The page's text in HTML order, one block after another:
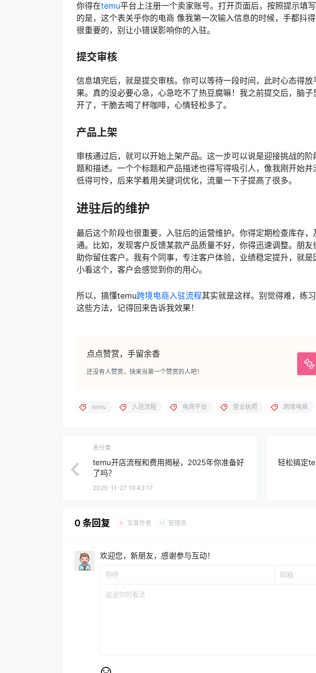
你得在temu平台上注册一个卖家账号。打开页面后，按照提示填
的是，这个表关乎你的电商 像我第一次输入信息的时候，手都抖
很重要的，别让小错误影响你的入驻。
提交审核
信息填完后，就是提交审核。你可以等待一段时间，此时心态得
果。真的没必要心急，心急吃不了热豆腐嘛！我之前提交后，脑子
开了，干脆去喝了杯咖啡，心情轻松多了。
产品上架
审核通过后，就可以开始上架产品。这一步可以说是迎接挑战的
题和描述。一个个标题和产品描述也得写得吸引人，像我刚开始
低得可怜，后来学着用关键词优化，流量一下子提高了很多。
进驻后的维护
最后这个阶段也很重要，入驻后的运营维护。你得定期检查库存
通。比如，发现客户反馈某款产品质量不好，你得迅速调整。朋
助你留住客户。我有个同事，专注客户体验，业绩稳定提升，就
小看这个，客户会感觉到你的用心。
所以，搞懂temu跨境电商入驻流程其实就是这样。别觉得难，练
这些方法，记得回来告诉我效果！
点点赞赏，手留余香
还没有人赞赏，快来当第一个赞赏的人吧！
temu 入驻流程 电商平台 营业执照 跨境电商
未分类
temu开店流程和费用揭秘，2025年你准备好
了吗？
2025-11-27 19:43:17
轻松搞定
0 条回复 A 文章作者 M 管理员
欢迎您，新朋友，感谢参与互动！